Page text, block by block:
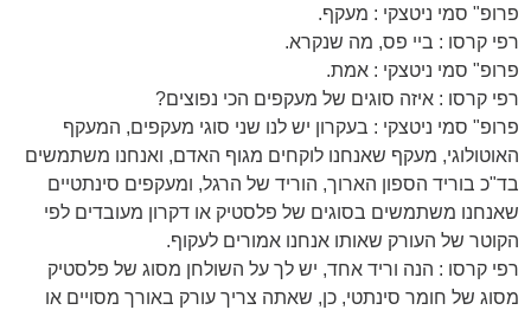
פרופ" סמי ניטצקי : מעקף.
רפי קרסו : ביי פס, מה שנקרא.
פרופ" סמי ניטצקי : אמת.
רפי קרסו : איזה סוגים של מעקפים הכי נפוצים?
פרופ" סמי ניטצקי : בעקרון יש לנו שני סוגי מעקפים, המעקף
האוטולוגי, מעקף שאנחנו לוקחים מגוף האדם, ואנחנו משתמשים
בד"כ בוריד הספון הארוך, הוריד של הרגל, ומעקפים סינתטיים
שאנחנו משתמשים בסוגים של פלסטיק או דקרון מעובדים לפי
הקוטר של העורק שאותו אנחנו אמורים לעקוף.
רפי קרסו : הנה וריד אחד, יש לך על השולחן מסוג של פלסטיק
מסוג של חומר סינתטי, כן, שאתה צריך עורק באורך מסויים או